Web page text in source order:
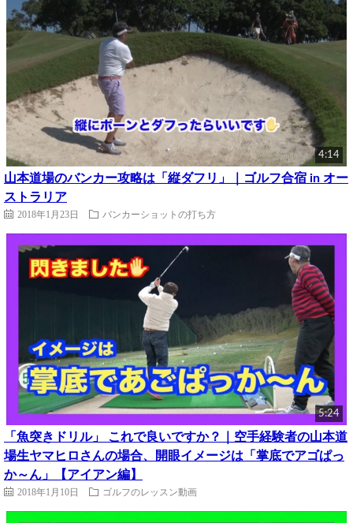
4:14
山本道場のバンカー攻略は「縦ダフリ」｜ゴルフ合宿 in オー
ストラリア
2018年1月23日 バンカーショットの打ち方
5:24
「魚突きドリル」 これで良いですか？｜空手経験者の山本道
場生ヤマヒロさんの場合、開眼イメージは「掌底でアゴぱっ
か～ん」【アイアン編】
2018年1月10日 ゴルフのレッスン動画